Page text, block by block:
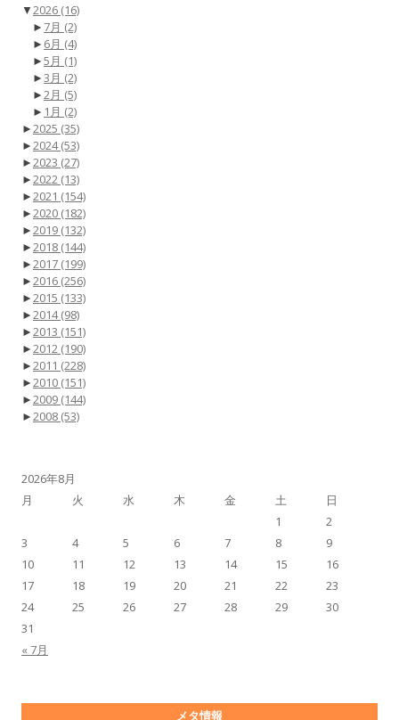
▼2026 (16)
► 7月 (2)
► 6月 (4)
►5月 (1)
►3月 (2)
►2月 (5)
► 1月 (2)
►2025 (35)
►2024(53)
►2023 (27)
►2022 (13)
►2021 (154)
►2020 (182)
►2019 (132)
►2018 (144)
►2017 (199)
►2016 (256)
►2015 (133)
►2014(98)
►2013 (151)
►2012 (190)
►2011 (228)
►2010 (151)
►2009 (144)
►2008 (53)
2026年8月
月
火 水 木 金 土 日
« 7月
1
2
3
4 5 6 7 8
9
10
11 12 13 14 15
16
17
18 19 20 21 22
23
24
25 26 27 28 29
30
31
メタ情報